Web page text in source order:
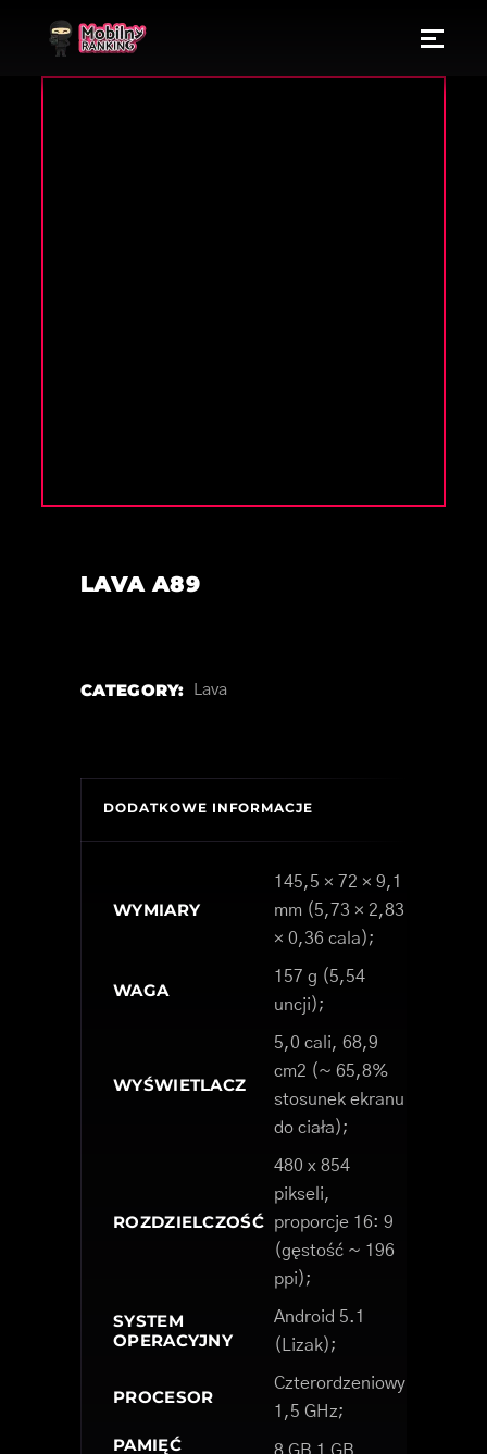
LAVA A89
CATEGORY: Lava
DODATKOWE INFORMACJE
WYMIARY
145,5 × 72 × 9,1
mm (5,73 × 2,83
× 0,36 cala);
WAGA
157 g (5,54
uncji);
WYŚWIETLACZ
5,0 cali, 68,9
cm2 (~ 65,8%
stosunek ekranu
do ciała);
ROZDZIELCZOŚĆ
480 x 854
pikseli,
proporcje 16: 9
(gęstość ~ 196
ppi);
SYSTEM
OPERACYJNY
Android 5.1
(Lizak);
PROCESOR
Czterordzeniowy
1,5 GHz;
PAMIĘĆ